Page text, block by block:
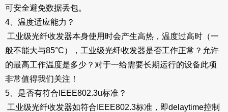
可安全避免数据丢包。
4、温度适应能力？
工业级光纤收发器本身使用时会产生高热，温度过高时（一
般不能大与85°C），工业级光纤收发器是否工作正常？允许
的最高工作温度是多少？对于一给需要长期运行的设备此项
非常值得我们关注！
5、是否有符合IEEE802.3u标准？
工业级光纤收发器如符合IEEE802.3标准，即delaytime控制